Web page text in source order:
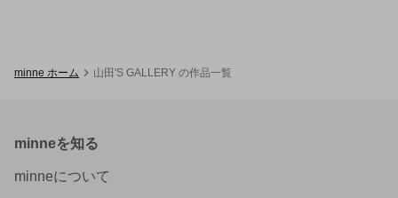
minne ホーム 山田'S GALLERY の作品一覧
minneを知る
minneについて